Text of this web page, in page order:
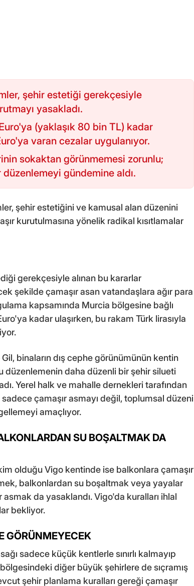
şehir estetiği gerekçesiyle
yasakladı.
(yaklaşık 80 bin TL) kadar
varan cezalar uygulanıyor.
sokaktan görünmemesi zorunlu;
gündemine aldı.
şehir estetiğini ve kamusal alan düzenini
kurutulmasına yönelik radikal kısıtlamalar
gerekçesiyle alınan bu kararlar
şekilde çamaşır asan vatandaşlara ağır para
kapsamında Murcia bölgesine bağlı
kadar ulaşırken, bu rakam Türk lirasıyla
binaların dış cephe görünümünün kentin
düzenlemenin daha düzenli bir şehir silueti
Yerel halk ve mahalle dernekleri tarafından
çamaşır asmayı değil, toplumsal düzeni
amaçlıyor.
SU BOŞALTMAK DA
olduğu Vigo kentinde ise balkonlara çamaşır
balkonlardan su boşaltmak veya yayalar
da yasaklandı. Vigo'da kuralları ihlal
bekliyor.
GÖRÜNMEYECEK
sadece küçük kentlerle sınırlı kalmayıp
diğer büyük şehirlere de sıçramış
şehir planlama kuralları gereği çamaşır